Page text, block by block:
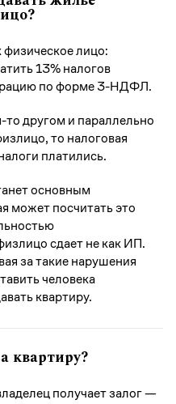
лицо:
13% налогов
по форме 3-НДФЛ.
другом и параллельно
то налоговая
платились.
основным
может посчитать это
сдает не как ИП.
за такие нарушения
человека
квартиру.
квартиру?
получает залог —